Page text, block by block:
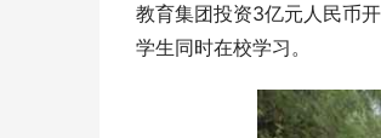
教育集团投资3亿元人民币
学生同时在校学习。